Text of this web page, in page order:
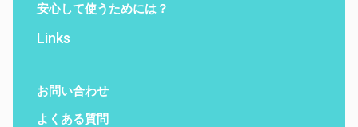
安心して使うためには？
Links
お問い合わせ
よくある質問